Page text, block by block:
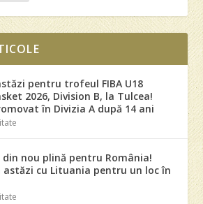
pentru trofeul FIBA U18
2026, Division B, la Tulcea!
în Divizia A după 14 ani
din nou plină pentru România!
astăzi cu Lituania pentru un loc în